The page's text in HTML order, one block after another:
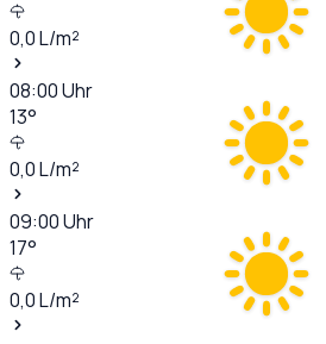
0,0L/m²
08:00Uhr
13°
0,0L/m²
09:00Uhr
17°
0,0L/m²